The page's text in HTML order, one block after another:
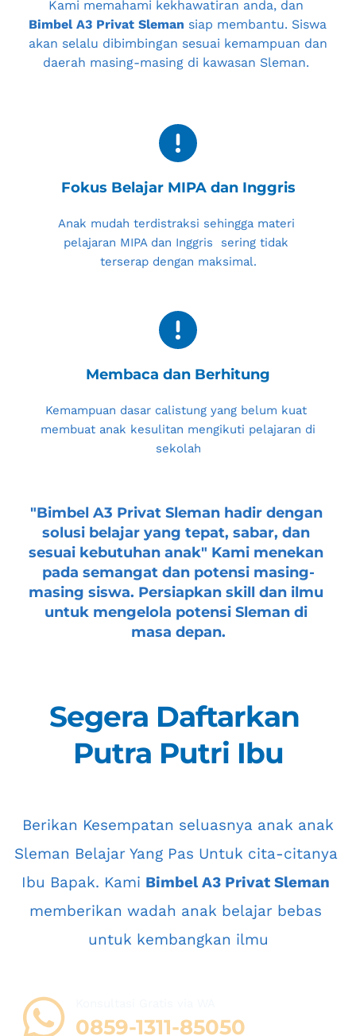
Bimbel A3 Privat Sleman siap membantu. Siswa
akan selalu dibimbingan sesuai kemampuan dan
daerah masing-masing di kawasan Sleman.
Fokus Belajar MIPA dan Inggris
Anak mudah terdistraksi sehingga materi
pelajaran MIPA dan Inggris  sering tidak
terserap dengan maksimal.
Membaca dan Berhitung
Kemampuan dasar calistung yang belum kuat
membuat anak kesulitan mengikuti pelajaran di
sekolah
"Bimbel A3 Privat Sleman hadir dengan
solusi belajar yang tepat, sabar, dan
sesuai kebutuhan anak" Kami menekan
pada semangat dan potensi masing-
masing siswa. Persiapkan skill dan ilmu
untuk mengelola potensi Sleman di
masa depan.
Segera Daftarkan
Putra Putri Ibu
Sleman Belajar Yang Pas Untuk cita-citanya
Ibu Bapak. Kami Bimbel A3 Privat Sleman
memberikan wadah anak belajar bebas
untuk kembangkan ilmu
0859-1311-85050